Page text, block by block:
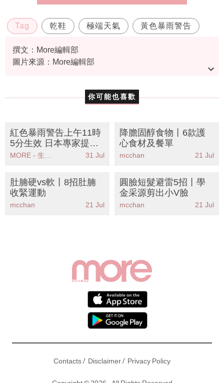
Tag 乾鞋 極端天氣 黃色暴雨警告
撰文：More編輯部
圖片來源：More編輯部
你可能也喜歡
紅色暴雨警告上午11時
5分生效 日本專家提供
室內晾衣指南貼士
31 Jul
降膽固醇食物丨6款護
心食材及餐單
mcchan 21 Jul
肚腩硬vs軟丨8招肚腩
收緊運動
mcchan 21 Jul
圓臉短髮避雷5招丨學
金采源剪出小V臉
mcchan 21 Jul
Contacts/ Disclaimer/ Privacy Policy